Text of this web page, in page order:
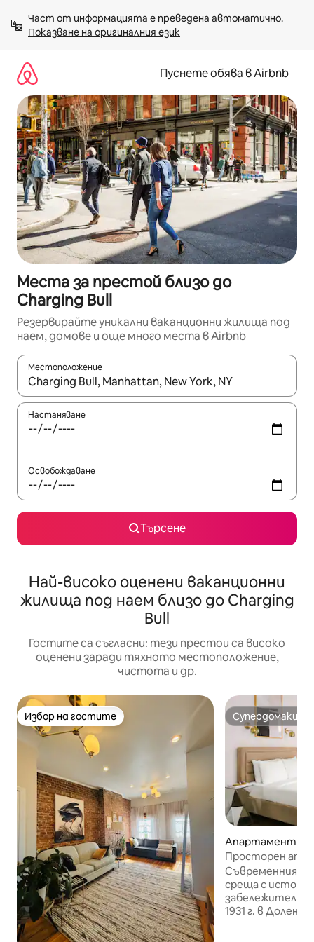
към
съдържанието
Показване на оригиналния език
Пуснете обява в Airbnb
Места за престой близо до
Charging Bull
Резервирайте уникални ваканционни жилища под
наем, домове и още много места в Airbnb
Местоположение
Когато резултатите се покажат, използвайте
Настаняване
Освобождаване
Търсене
Най-високо оценени ваканционни
жилища под наем близо до Charging
Bull
Гостите са съгласни: тези престои са високо
оценени заради тяхното местоположение,
чистота и др.
Избор на гостите
Избор на гостите Супердомакин
Супердомакин
Апартамент –
Просторен
легло „Куин
Съвременният
среща с
1931 г. в Долен